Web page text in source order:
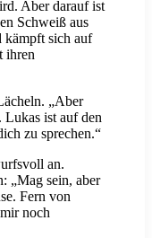
Aber darauf ist
Schweiß aus
kämpft sich auf
ihren
„Aber
Lukas ist auf den
zu sprechen.“
an.
„Mag sein, aber
Fern von
noch